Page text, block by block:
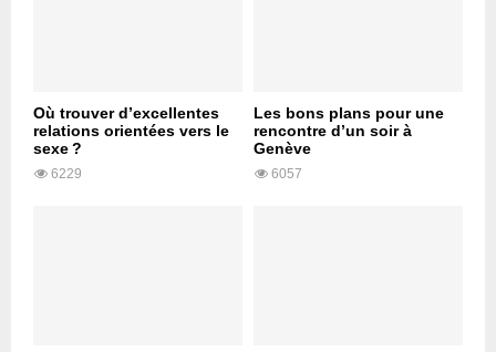
Où trouver d’excellentes
relations orientées vers le
sexe ?
6229
Les bons plans pour une
rencontre d’un soir à
Genève
6057